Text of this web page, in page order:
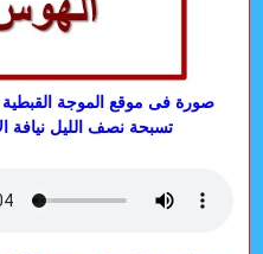
صورة فى موقع الموجة القبطية
تسبحة نصف الليل نيافة